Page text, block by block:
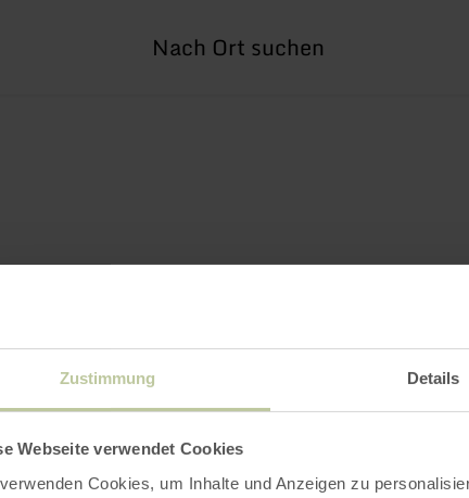
Zustimmung Details
Webseite verwendet Cookies
Cookies, um Inhalte und Anzeigen zu
suche